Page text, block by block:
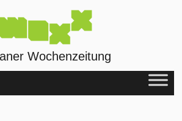
Wochenzeitung